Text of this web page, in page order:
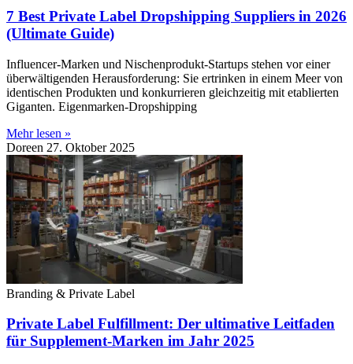
7 Best Private Label Dropshipping Suppliers in 2026
(Ultimate Guide)
Influencer-Marken und Nischenprodukt-Startups stehen vor einer
überwältigenden Herausforderung: Sie ertrinken in einem Meer von
identischen Produkten und konkurrieren gleichzeitig mit etablierten
Giganten. Eigenmarken-Dropshipping
Mehr lesen »
Doreen 27. Oktober 2025
Branding & Private Label
Private Label Fulfillment: Der ultimative Leitfaden
für Supplement-Marken im Jahr 2025